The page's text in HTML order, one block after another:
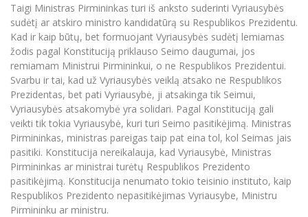
Taigi Ministras Pirmininkas turi iš anksto suderinti Vyriausybės
sudėtį ar atskiro ministro kandidatūrą su Respublikos Prezidentu.
Kad ir kaip būtų, bet formuojant Vyriausybės sudėtį lemiamas
žodis pagal Konstituciją priklauso Seimo daugumai, jos
remiamam Ministrui Pirmininkui, o ne Respublikos Prezidentui.
Svarbu ir tai, kad už Vyriausybės veiklą atsako ne Respublikos
Prezidentas, bet pati Vyriausybė, ji atsakinga tik Seimui,
Vyriausybės atsakomybė yra solidari. Pagal Konstituciją gali
veikti tik tokia Vyriausybė, kuri turi Seimo pasitikėjimą. Ministras
Pirmininkas, ministras pareigas taip pat eina tol, kol Seimas jais
pasitiki. Konstitucija nereikalauja, kad Vyriausybė, Ministras
Pirmininkas ar ministrai turėtų Respublikos Prezidento
pasitikėjimą. Konstitucija nenumato tokio teisinio instituto, kaip
Respublikos Prezidento nepasitikėjimas Vyriausybe, Ministru
Pirmininku ar ministru.